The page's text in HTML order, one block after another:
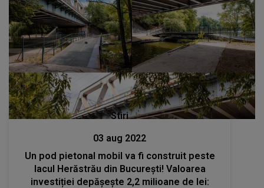
Stiri
03 aug 2022
Un pod pietonal mobil va fi construit peste
lacul Herăstrău din București! Valoarea
investiției depășește 2,2 milioane de lei: